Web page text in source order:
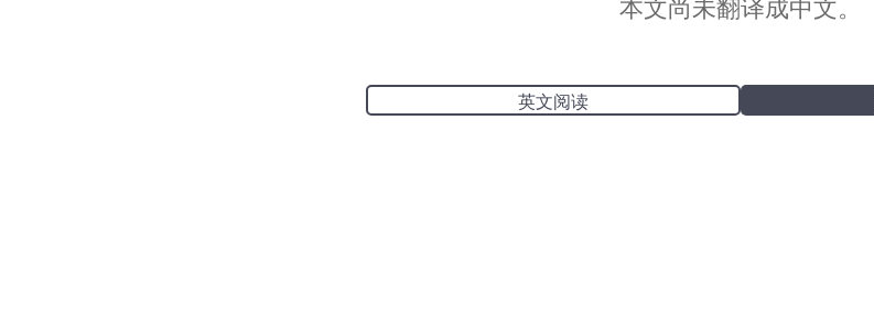
本文尚未翻译成中文。
英文阅读